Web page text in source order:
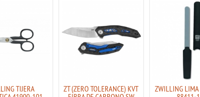
TIJERA
ZT (ZERO TOLERANCE) KVT
ZWILLING LIMA